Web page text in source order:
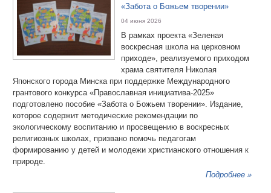
«Забота о Божьем творении»
04 июня 2026
В рамках проекта «Зеленая
воскресная школа на церковном
приходе», реализуемого приходом
храма святителя Николая
Японского города Минска при поддержке Международного
грантового конкурса «Православная инициатива-2025»
подготовлено пособие «Забота о Божьем творении». Издание,
которое содержит методические рекомендации по
экологическому воспитанию и просвещению в воскресных
религиозных школах, призвано помочь педагогам
формированию у детей и молодежи христианского отношения к
природе.
Подробнее »